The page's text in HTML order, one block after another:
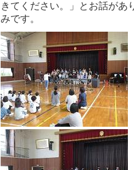
きてください。」とお話があ
みです。